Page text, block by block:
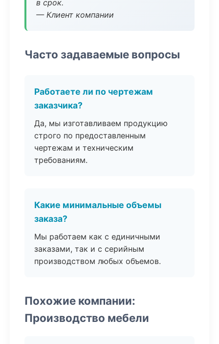
в срок.
— Клиент компании
Часто задаваемые вопросы
Работаете ли по чертежам
заказчика?
Да, мы изготавливаем продукцию
строго по предоставленным
чертежам и техническим
требованиям.
Какие минимальные объемы
заказа?
Мы работаем как с единичными
заказами, так и с серийным
производством любых объемов.
Похожие компании:
Производство мебели